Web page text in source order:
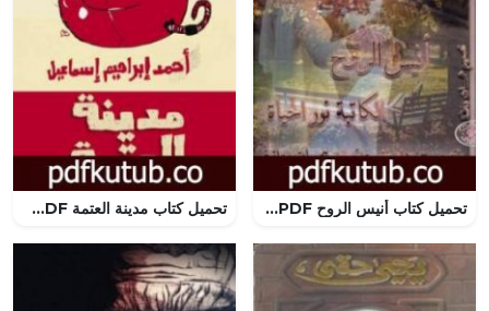
تحميل كتاب أنيس الروح PDF تأليف نور الحياة مجانا [كامل] تحميل كتاب مدينة العتمة PDF تأليف أحمد إبراهيم إسماعيل مجانا [كامل]